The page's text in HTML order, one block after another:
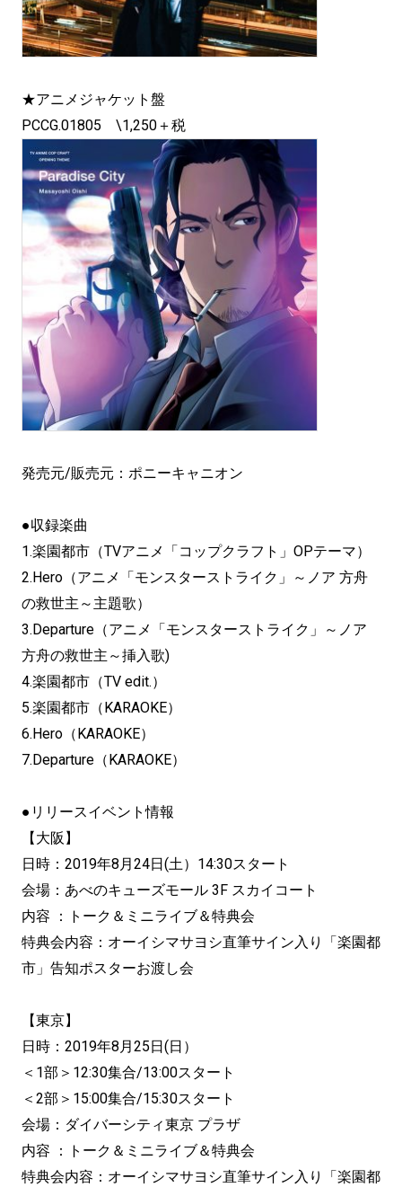
★アニメジャケット盤
PCCG.01805 \1,250＋税
発売元/販売元：ポニーキャニオン
●収録楽曲
1.楽園都市（TVアニメ「コップクラフト」OPテーマ）
2.Hero（アニメ「モンスターストライク」～ノア 方舟
の救世主～主題歌）
3.Departure（アニメ「モンスターストライク」～ノア
方舟の救世主～挿入歌)
4.楽園都市（TV edit.）
5.楽園都市（KARAOKE）
6.Hero（KARAOKE）
7.Departure（KARAOKE）
●リリースイベント情報
【大阪】
日時：2019年8月24日(土）14:30スタート
会場：あべのキューズモール 3F スカイコート
内容 ：トーク＆ミニライブ＆特典会
特典会内容：オーイシマサヨシ直筆サイン入り「楽園都
市」告知ポスターお渡し会
【東京】
日時：2019年8月25日(日）
＜1部＞12:30集合/13:00スタート
＜2部＞15:00集合/15:30スタート
会場：ダイバーシティ東京 プラザ
内容 ：トーク＆ミニライブ＆特典会
特典会内容：オーイシマサヨシ直筆サイン入り「楽園都